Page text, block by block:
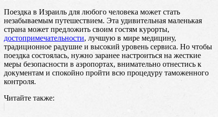
Поездка в Израиль для любого человека может стать
незабываемым путешествием. Эта удивительная маленькая
страна может предложить своим гостям курорты,
достопримечательности, лучшую в мире медицину,
традиционное радушие и высокий уровень сервиса. Но чтобы
поездка состоялась, нужно заранее настроиться на жесткие
меры безопасности в аэропортах, внимательно отнестись к
документам и спокойно пройти всю процедуру таможенного
контроля.
Читайте также: